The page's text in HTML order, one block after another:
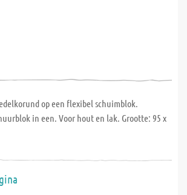
op een flexibel schuimblok.
in een. Voor hout en lak. Grootte: 95 x